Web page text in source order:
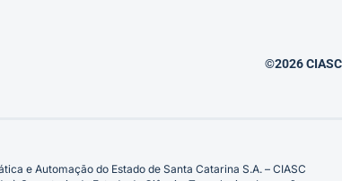
©2026
e Automação do Estado de Santa Catarina S.A. – CIASC